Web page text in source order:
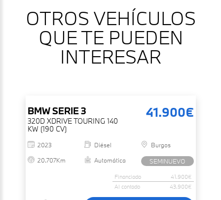
OTROS VEHÍCULOS
QUE TE PUEDEN
INTERESAR
BMWSERIE 3
320D XDRIVE TOURING 140
KW (190 CV)
41.900€
2023 Diésel
Burgos
20.707Km
Automática SEMINUEVO
Financiado
41.900€
Al contado
43.900€